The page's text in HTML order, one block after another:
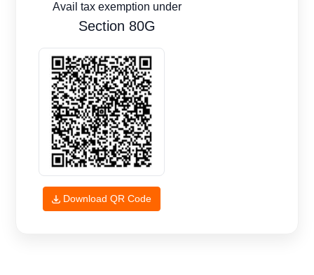
Avail tax exemption under
Section 80G
Download QR Code